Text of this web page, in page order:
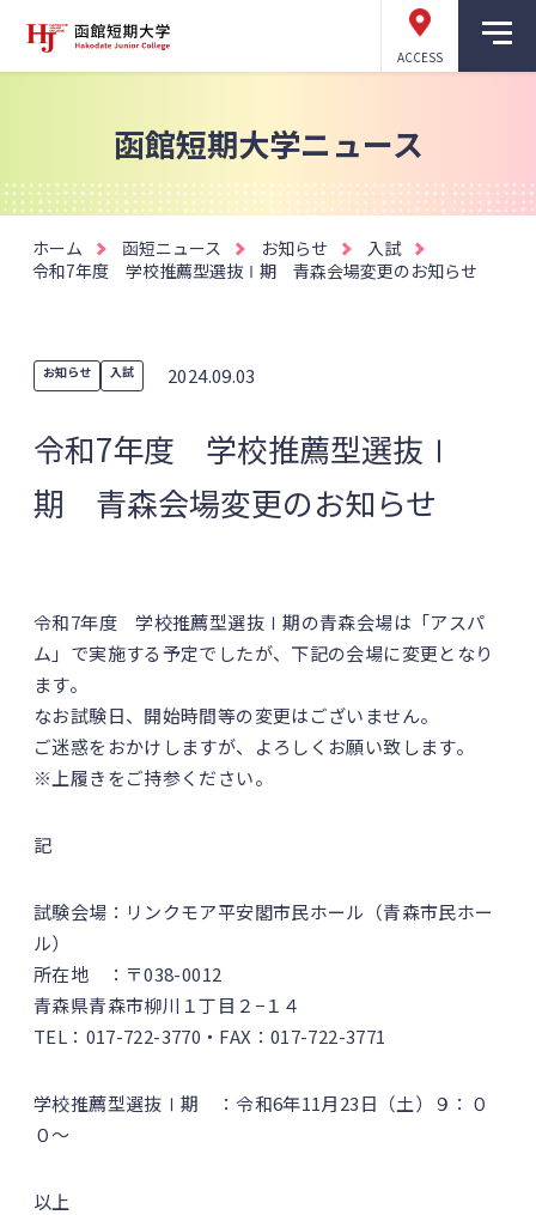
ACCESS
函館短期大学ニュース
ホーム 函短ニュース お知らせ
入試
令和7年度 学校推薦型選抜Ⅰ期 青森会場変更のお知らせ
お知らせ 入試 2024.09.03
令和7年度 学校推薦型選抜Ⅰ
期 青森会場変更のお知らせ
令和7年度 学校推薦型選抜Ⅰ期の青森会場は「アスパ
ム」で実施する予定でしたが、下記の会場に変更となり
ます。
なお試験日、開始時間等の変更はございません。
ご迷惑をおかけしますが、よろしくお願い致します。
※上履きをご持参ください。
記
試験会場：リンクモア平安閣市民ホール（青森市民ホー
ル）
所在地 ：〒038-0012
青森県青森市柳川１丁目２−１４
TEL：017-722-3770・FAX：017-722-3771
学校推薦型選抜Ⅰ期 ：令和6年11月23日（土）９：０
０～
以上